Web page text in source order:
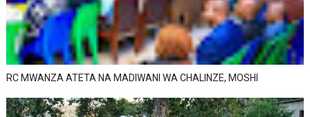
RC MWANZA ATETA NA MADIWANI WA CHALINZE, MOSHI